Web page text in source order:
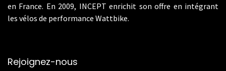
en France. En 2009, INCEPT enrichit son offre en intégrant
les vélos de performance Wattbike.
Rejoignez-nous